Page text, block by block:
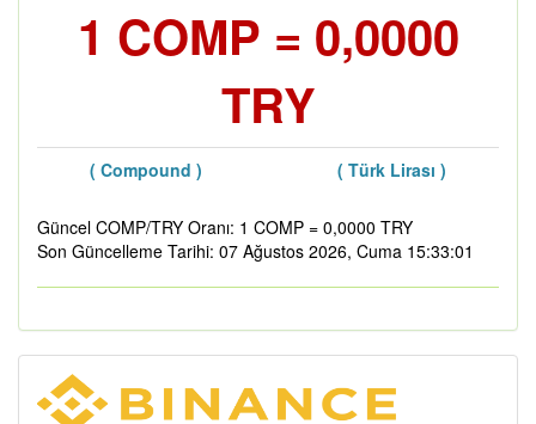
1 COMP = 0,0000
TRY
( Compound ) ( Türk Lirası )
Güncel COMP/TRY Oranı: 1 COMP = 0,0000 TRY
Son Güncelleme Tarihi: 07 Ağustos 2026, Cuma 15:33:01